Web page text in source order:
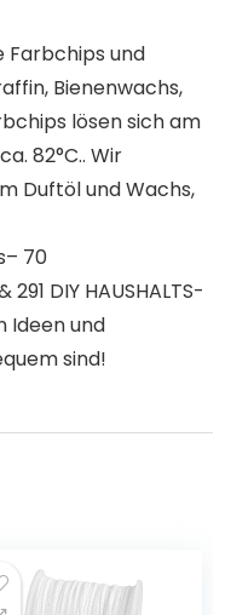
Farbchips und
Bienenwachs,
lösen sich am
82°C.. Wir
Duftöl und Wachs,
70
291 DIY HAUSHALTS-
Ideen und
sind!